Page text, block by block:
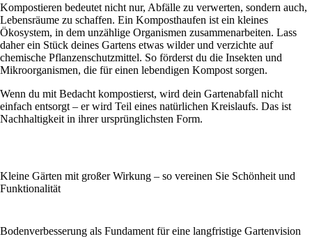
Kompostieren bedeutet nicht nur, Abfälle zu verwerten, sondern auch,
Lebensräume zu schaffen. Ein Komposthaufen ist ein kleines
Ökosystem, in dem unzählige Organismen zusammenarbeiten. Lass
daher ein Stück deines Gartens etwas wilder und verzichte auf
chemische Pflanzenschutzmittel. So förderst du die Insekten und
Mikroorganismen, die für einen lebendigen Kompost sorgen.
Wenn du mit Bedacht kompostierst, wird dein Gartenabfall nicht
einfach entsorgt – er wird Teil eines natürlichen Kreislaufs. Das ist
Nachhaltigkeit in ihrer ursprünglichsten Form.
Kleine Gärten mit großer Wirkung – so vereinen Sie Schönheit und
Funktionalität
Bodenverbesserung als Fundament für eine langfristige Gartenvision